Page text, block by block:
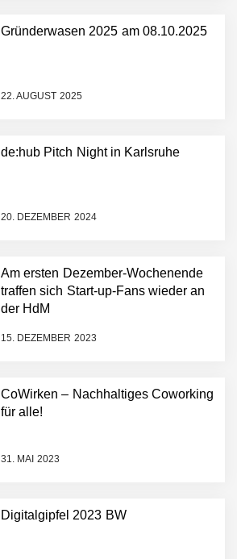
Gründerwasen 2025 am 08.10.2025
22. AUGUST 2025
de:hub Pitch Night in Karlsruhe
20. DEZEMBER 2024
Am ersten Dezember-Wochenende
traffen sich Start-up-Fans wieder an
der HdM
15. DEZEMBER 2023
CoWirken – Nachhaltiges Coworking
für alle!
31. MAI 2023
Digitalgipfel 2023 BW
Dollar bekannt, um den
Plattform zu beschleunigen
NEURA Robotics und
AI breit auszurollen
Humanoider Roboter bringt
Hightech ins Stadion
Simulationsdienstleistung in
FiniteNow ermöglicht
Entwicklungsprozesse
Pyck im Employer Portrait